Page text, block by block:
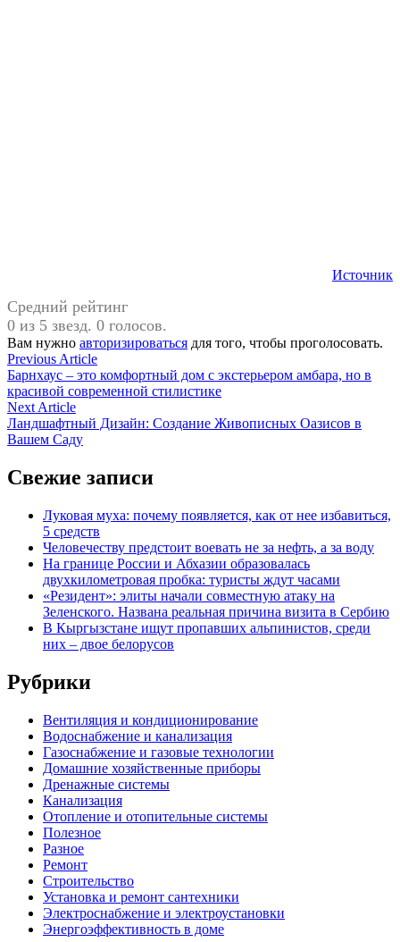
Источник
Средний рейтинг
0 из 5 звезд. 0 голосов.
Вам нужно авторизироваться для того, чтобы проголосовать.
Навигация
по
записям
Previous ArticlePrevious
article:
Барнхаус – это комфортный дом с экстерьером амбара, но в
красивой современной стилистике
Next ArticleNext
article:
Ландшафтный Дизайн: Создание Живописных Оазисов в
Вашем Саду
Свежие записи
Луковая муха: почему появляется, как от нее избавиться,
5 средств
Человечеству предстоит воевать не за нефть, а за воду
На границе России и Абхазии образовалась
двухкилометровая пробка: туристы ждут часами
«Резидент»: элиты начали совместную атаку на
Зеленского. Названа реальная причина визита в Сербию
В Кыргызстане ищут пропавших альпинистов, среди
них – двое белорусов
Рубрики
Вентиляция и кондиционирование
Водоснабжение и канализация
Газоснабжение и газовые технологии
Домашние хозяйственные приборы
Дренажные системы
Канализация
Отопление и отопительные системы
Полезное
Разное
Ремонт
Строительство
Установка и ремонт сантехники
Электроснабжение и электроустановки
Энергоэффективность в доме